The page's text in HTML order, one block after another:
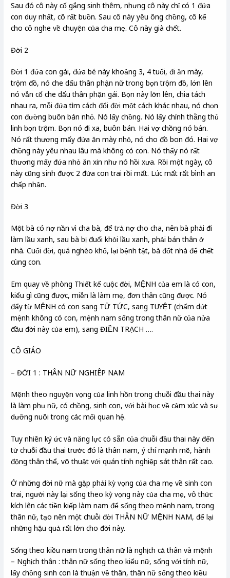
Sau đó cô này cố gắng sinh thêm, nhưng cô này chỉ có 1 đứa
con duy nhất, cô rất buồn. Sau cô này yêu ông chồng, cô kể
cho cô nghe về chuyện của cha mẹ. Cô này già chết.
Đời 2
Đời 1 đứa con gái, đứa bé này khoảng 3, 4 tuổi, đi ăn mày,
trộm đồ, nó che dấu thân phận nữ trong bọn trộm đồ, lớn lên
nó vẫn cố che dấu thân phận gái. Bọn này lớn lên, chia tách
nhau ra, mỗi đứa tìm cách đổi đời một cách khác nhau, nó chọn
con đường buôn bán nhỏ. Nó lấy chồng. Nó lấy chính thằng thủ
linh bọn trộm. Bọn nó đi xa, buôn bán. Hai vợ chồng nó bán.
Nó rất thương mấy đứa ăn mày nhỏ, nó cho đồ bon đó. Hai vợ
chồng này yêu nhau lâu mà không có con. Nó thấy nó rất
thương mấy đứa nhỏ ăn xin như nó hồi xưa. Rồi một ngày, cô
này cũng sinh được 2 đứa con trai rồi mất. Lúc mất rất bình an
chấp nhận.
Đời 3
Một bà có nợ nần vì cha bà, để trả nợ cho cha, nên bà phải đi
làm lầu xanh, sau bà bị đuổi khỏi lầu xanh, phải bán thân ở
nhà. Cuối đời, quá nghèo khổ, lại bệnh tật, bà đốt nhà để chết
cùng con.
Em quay về phòng Thiết kế cuộc đời, MỆNH của em là có con,
kiểu gì cũng được, miễn là làm mẹ, đơn thân cũng được. Nó
đẩy từ MỆNH có con sang TỬ TỨC, sang TUYỆT (chấm dứt
mệnh không có con, mệnh nam sống trong thân nữ của nửa
đầu đời này của em), sang ĐIỀN TRẠCH ….
CÔ GIÁO
– ĐỜI 1 : THÂN NỮ NGHIÊP NAM
Mệnh theo nguyện vọng của linh hồn trong chuỗi đầu thai này
là làm phụ nữ, có chồng, sinh con, với bài học về cảm xúc và sự
dưỡng nuôi trong các mối quan hệ.
Tuy nhiên ký ức và năng lực có sẵn của chuỗi đầu thai này đến
từ chuỗi đầu thai trước đó là thân nam, ý chí mạnh mẽ, hành
động thân thể, võ thuật với quán tính nghiệp sát thân rất cao.
Ở những đời nữ mà gặp phải kỳ vọng của cha mẹ về sinh con
trai, người này lại sống theo kỳ vọng này của cha mẹ, vô thức
kích lên các tiền kiếp làm nam để sống theo mệnh nam, trong
thân nữ, tạo nên một chuỗi đời THÂN NỮ MỆNH NAM, để lại
những hậu quả rất lớn cho đời này.
Sống theo kiều nam trong thân nữ là nghịch cả thân và mệnh
– Nghịch thân : thân nữ sống theo kiểu nữ, sống với tính nữ,
lấy chồng sinh con là thuận về thân, thân nữ sống theo kiều